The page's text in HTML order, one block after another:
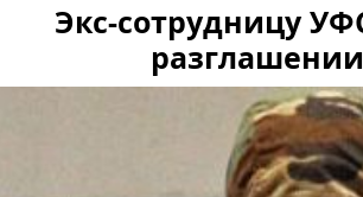
Экс-сотрудницу